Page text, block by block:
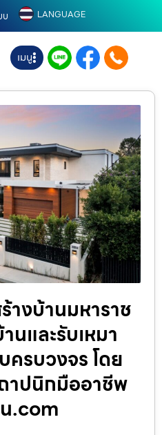
บ LANGUAGE
เมนู
างบ้านมหาราช
นและรับเหมา
รบวงจร โดย
าปนิกมืออาชีพ
.com